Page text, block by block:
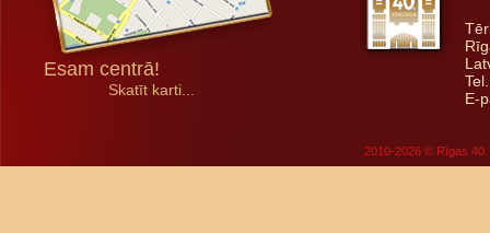
Esam centrā!
Skatīt karti...
E-
2010-2026 © Rīgas